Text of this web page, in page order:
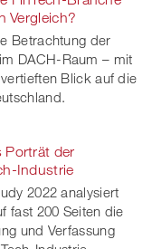
Vergleich?
Betrachtung der
DACH-Raum – mit
Blick auf die
Porträt der
Industrie
2022 analysiert
fast 200 Seiten die
und Verfassung